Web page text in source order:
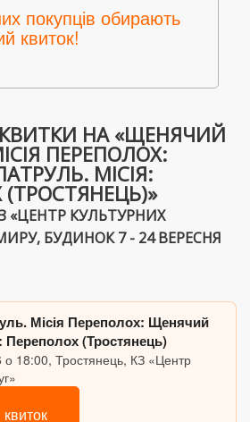
покупців обирають
квиток!
НА «ЩЕНЯЧИЙ
ПЕРЕПОЛОХ:
МІСІЯ:
«ЦЕНТР КУЛЬТУРНИХ
БУДИНОК 7 - 24 ВЕРЕСНЯ
Місія Переполох: Щенячий
Переполох (Тростянець)
о 18:00, Тростянець, КЗ «Центр